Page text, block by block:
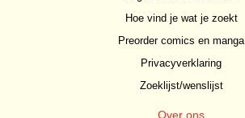
Hoe vind je wat je zoekt
Preorder comics en manga
Privacyverklaring
Zoeklijst/wenslijst
Over ons